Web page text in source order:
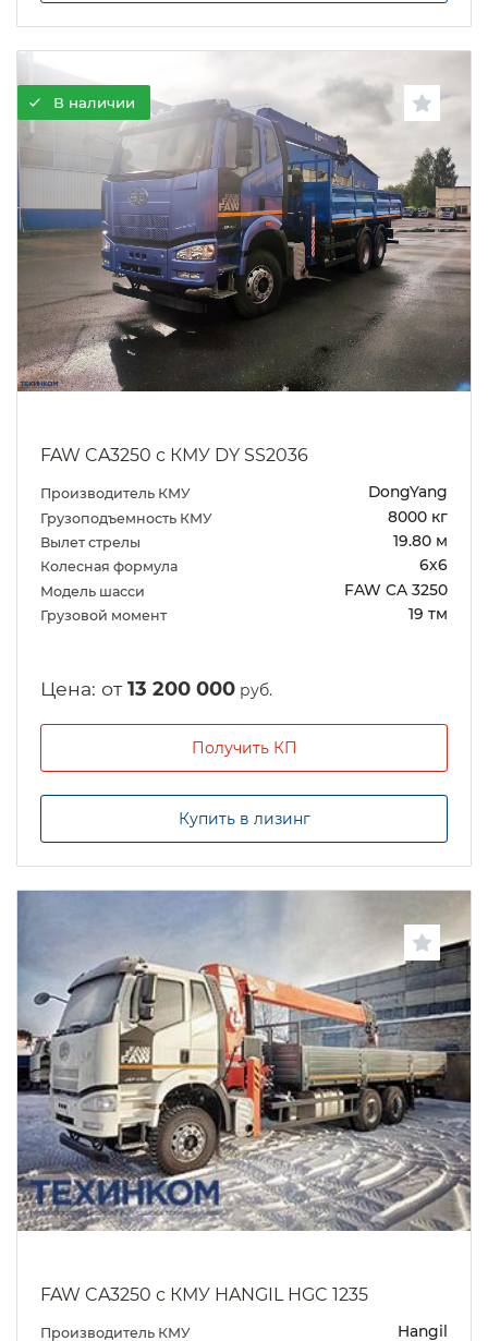
В наличии
FAW CA3250 с КМУ DY SS2036
Производитель КМУ DongYang
Грузоподъемность КМУ 8000 кг
Вылет стрелы 19.80 м
Колесная формула 6х6
Модель шасси FAW CA 3250
Грузовой момент 19 тм
Цена: от13 200 000 руб.
Получить КП
Купить в лизинг
FAW CA3250 с КМУ HANGIL HGC 1235
Производитель КМУ Hangil